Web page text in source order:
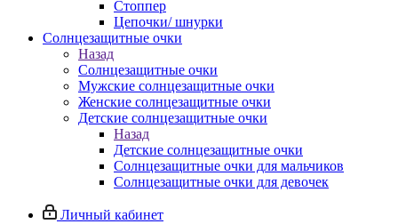
Стоппер
Цепочки/ шнурки
Солнцезащитные очки
Назад
Солнцезащитные очки
Мужские солнцезащитные очки
Женские солнцезащитные очки
Детские солнцезащитные очки
Назад
Детские солнцезащитные очки
Солнцезащитные очки для мальчиков
Солнцезащитные очки для девочек
Личный кабинет